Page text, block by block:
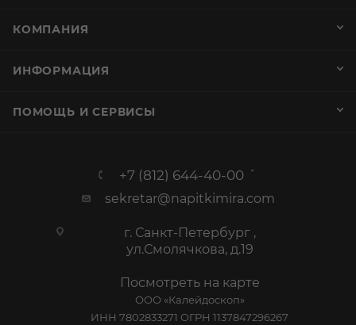
КОМПАНИЯ
ИНФОРМАЦИЯ
ПОМОЩЬ И СЕРВИСЫ
+7 (812) 644-40-00
sekretar@napitkimira.com
г. Санкт-Петербург ,
ул.Смолячкова, д.19
Посмотреть на карте
ООО «Калейдоскоп»
ИНН 7802833271 ОГРН 1137847296267